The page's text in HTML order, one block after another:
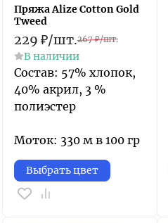
Пряжа Alize Cotton Gold
Tweed
229 ₽/шт.267 ₽/шт.
В наличии
Состав: 57% хлопок,
40% акрил, 3 %
полиэстер
Моток: 330 м в 100 гр
Выбрать цвет